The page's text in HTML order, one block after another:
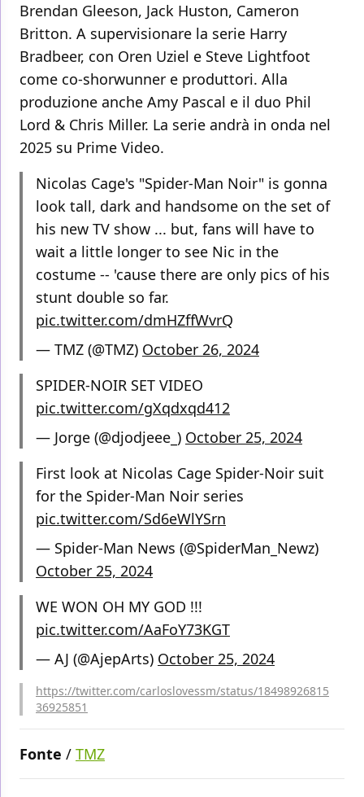
Brendan Gleeson, Jack Huston, Cameron
Britton. A supervisionare la serie Harry
Bradbeer, con Oren Uziel e Steve Lightfoot
come co-shorwunner e produttori. Alla
produzione anche Amy Pascal e il duo Phil
Lord & Chris Miller. La serie andrà in onda nel
2025 su Prime Video.
Nicolas Cage's "Spider-Man Noir" is gonna
look tall, dark and handsome on the set of
his new TV show ... but, fans will have to
wait a little longer to see Nic in the
costume -- 'cause there are only pics of his
stunt double so far.
pic.twitter.com/dmHZffWvrQ
— TMZ (@TMZ) October 26, 2024
SPIDER-NOIR SET VIDEO
pic.twitter.com/gXqdxqd412
— Jorge (@djodjeee_) October 25, 2024
First look at Nicolas Cage Spider-Noir suit
for the Spider-Man Noir series
pic.twitter.com/Sd6eWlYSrn
— Spider-Man News (@SpiderMan_Newz)
October 25, 2024
WE WON OH MY GOD !!!
pic.twitter.com/AaFoY73KGT
— AJ (@AjepArts) October 25, 2024
https://twitter.com/carloslovessm/status/18498926815
36925851
Fonte / TMZ